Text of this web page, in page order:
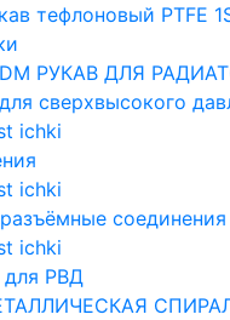
тефлоновый PTFE
РУКАВ ДЛЯ
сверхвысокого
ichki
ichki
соединения
ichki
РВД